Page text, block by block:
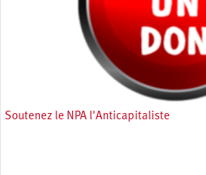
Soutenez le NPA l'Anticapitaliste